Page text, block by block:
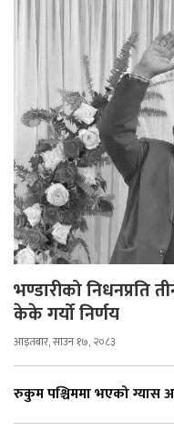
भण्डारीको निधनप्रति
केके गर्यो निर्णय
आइतबार, साउन १७, २०८३
रुकुम पश्चिममा भएको ग्यास